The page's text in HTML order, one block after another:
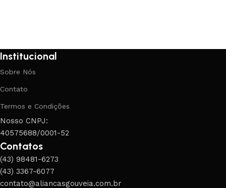
Institucional
Sobre Nós
Contato
Termos e Condições
Nosso CNPJ:
40575688/0001-52
Contatos
(43) 98481-6273
(43) 3367-6077
contato@aliancasgouveia.com.br